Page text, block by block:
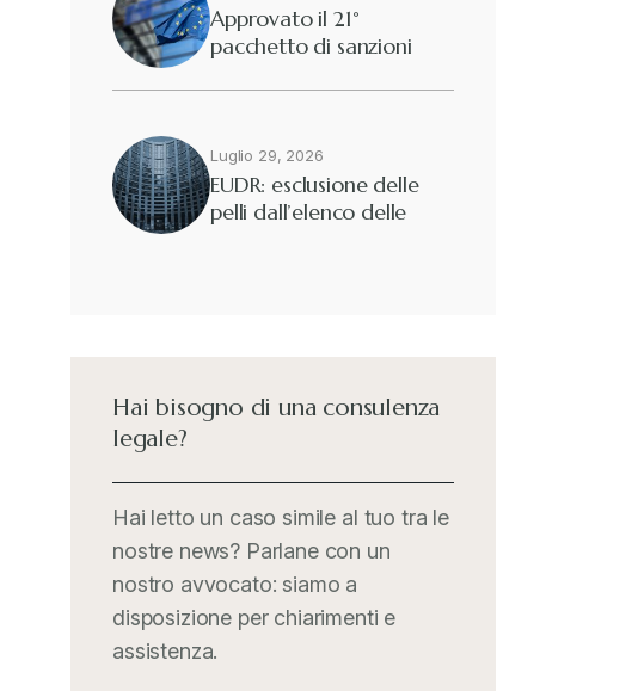
Approvato il 21°
pacchetto di sanzioni
Luglio 29, 2026
EUDR: esclusione delle
pelli dall’elenco delle
Hai bisogno di una consulenza
legale?
Hai letto un caso simile al tuo tra le
nostre news? Parlane con un
nostro avvocato: siamo a
disposizione per chiarimenti e
assistenza.